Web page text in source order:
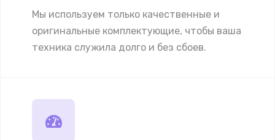
Мы используем только качественные и
оригинальные комплектующие, чтобы ваша
техника служила долго и без сбоев.